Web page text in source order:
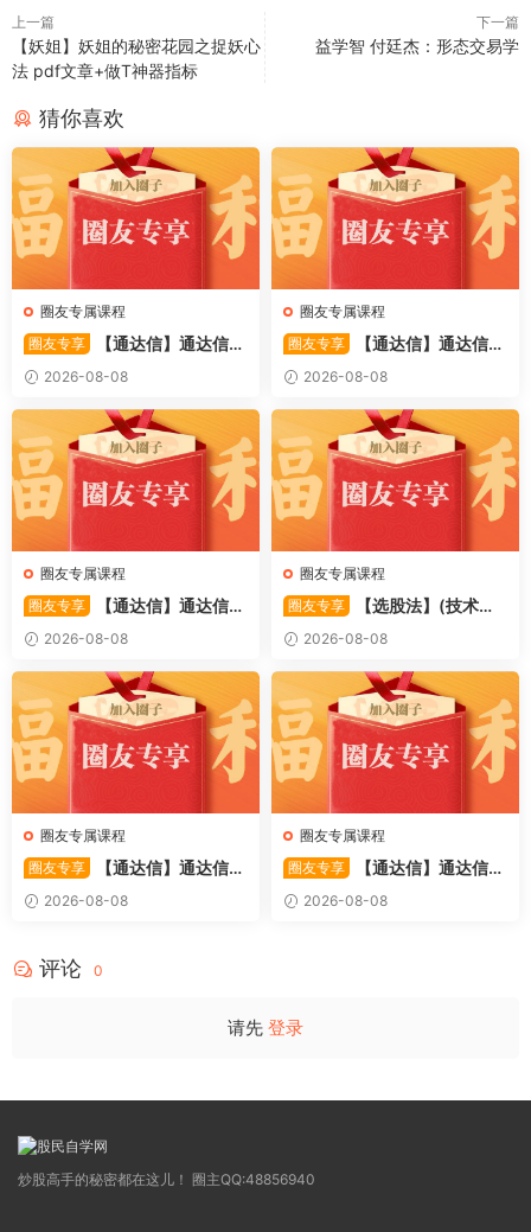
上一篇
【妖姐】妖姐的秘密花园之捉妖心
法 pdf文章+做T神器指标
下一篇
益学智 付廷杰：形态交易学
猜你喜欢
圈友专属课程
圈友专享
【通达信】通达信
〖备战龙妖〗副图/选股 精准
捕捉龙头启动进场信号 源码
2026-08-08
圈友专属课程
圈友专享
【通达信】通达信
〖重心突破〗主副图/选股 捕
捉股价在特定形态下的反转与
启动信号 源码
2026-08-08
圈友专属课程
圈友专享
【通达信】通达信
〖萧啸双通道〗主图指标 研判
股价运行通道、捕捉短线买卖
时机 源码
2026-08-08
圈友专属课程
圈友专享
【选股法】(技术篇)
强势个股选股法操作理念、策
略与工具（上下）视频课程 共
2个视频
2026-08-08
圈友专属课程
圈友专享
【通达信】通达信
〖极致主力〗主副图/选股 放
量不算突破，站上压力才算！
2026-08-08
圈友专属课程
圈友专享
【通达信】通达信
〖超强MACD〗副图指标 斐波
那契+三重共振，捕捉买卖
2026-08-08
评论 0
请先 登录
炒股高手的秘密都在这儿！ 圈主QQ:48856940